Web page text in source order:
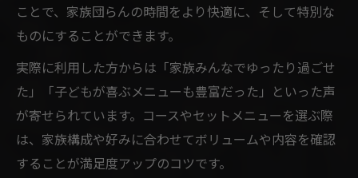
ことで、家族団らんの時間をより快適に、そして特別な
ものにすることができます。
実際に利用した方からは「家族みんなでゆったり過ごせ
た」「子どもが喜ぶメニューも豊富だった」といった声
が寄せられています。コースやセットメニューを選ぶ際
は、家族構成や好みに合わせてボリュームや内容を確認
することが満足度アップのコツです。